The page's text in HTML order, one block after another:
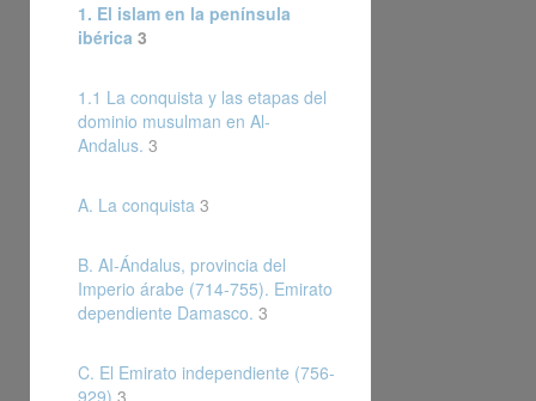
1. El islam en la península
ibérica 3
1.1 La conquista y las etapas del
dominio musulman en Al-
Andalus. 3
A. La conquista 3
B. AI-Ándalus, provincia del
Imperio árabe (714-755). Emirato
dependiente Damasco. 3
C. El Emirato independiente (756-